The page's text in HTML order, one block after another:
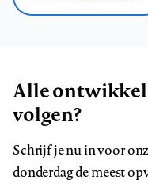
Alle
volgen?
Schrijf je nu in voor
donderdag de meest